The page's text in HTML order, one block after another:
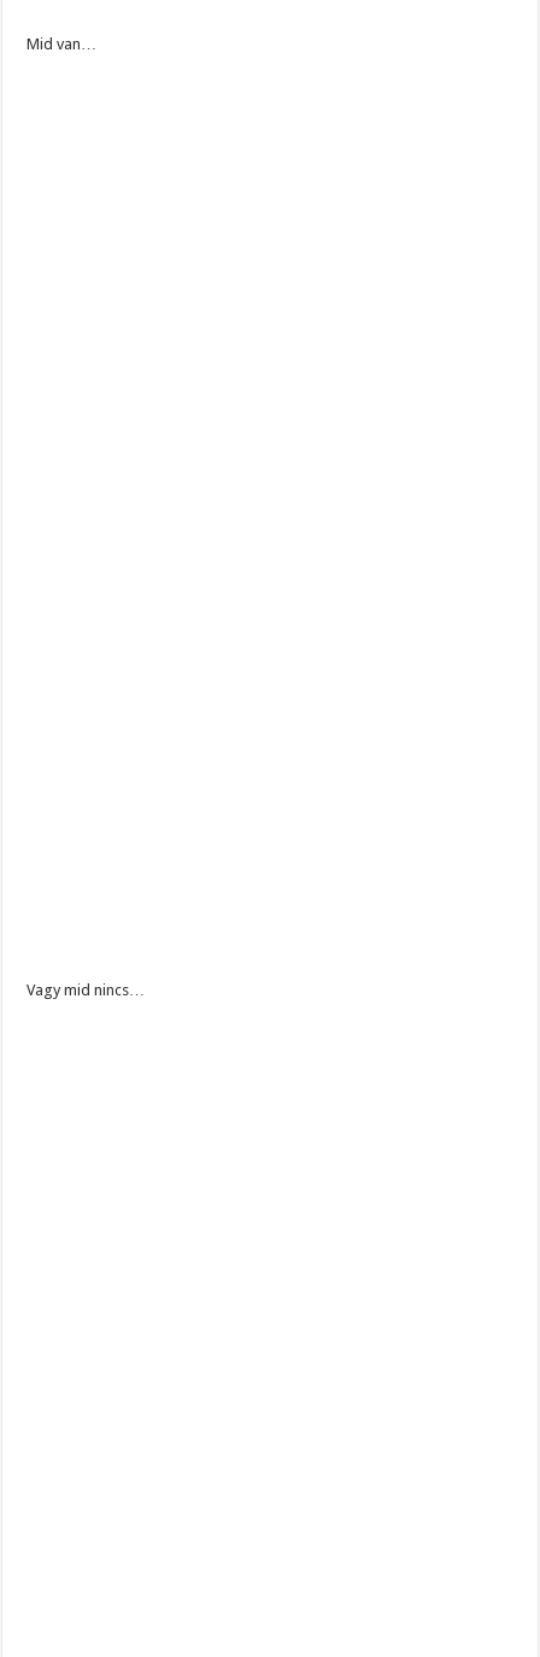
Mid van…
Vagy mid nincs…